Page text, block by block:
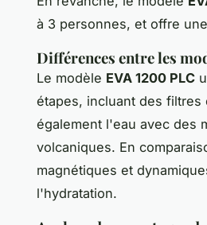
à 3 personnes, et offre
Différences entre les
Le modèle EVA 1200 PLC
étapes, incluant des filtres
également l'eau avec des
volcaniques. En
magnétiques et
l'hydratation.